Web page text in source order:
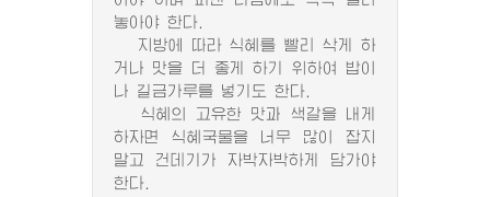
놓아야 한다.
지방에 따라 식혜를 빨리 삭게 하
거나 맛을 더 좋게 하기 위하여 밥이
나 길금가루를 넣기도 한다.
식혜의 고유한 맛과 색갈을 내게
하자면 식혜국물을 너무 많이 잡지
말고 건데기가 자박자박하게 담가야
한다.